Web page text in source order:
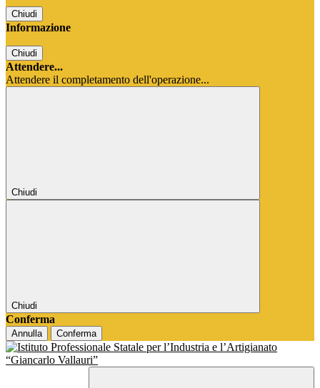
Chiudi
Informazione
Chiudi
Attendere...
Attendere il completamento dell'operazione...
Chiudi
Chiudi
Conferma
Annulla Conferma